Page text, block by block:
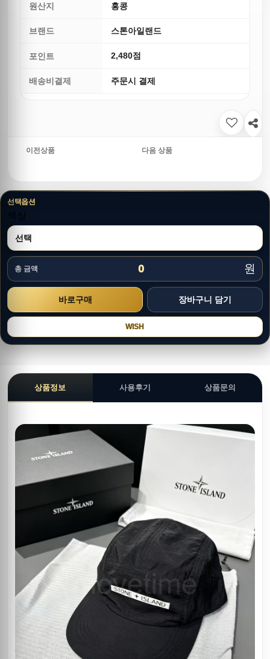
원산지 홍콩
브랜드 스톤아일랜드
포인트 2,480점
배송비결제 주문시 결제
이전상품 다음 상품
선택옵션
색상
총 금액 0 원
WISH
상품정보 사용후기 상품문의